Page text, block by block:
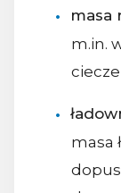
masa
m.in.
masa